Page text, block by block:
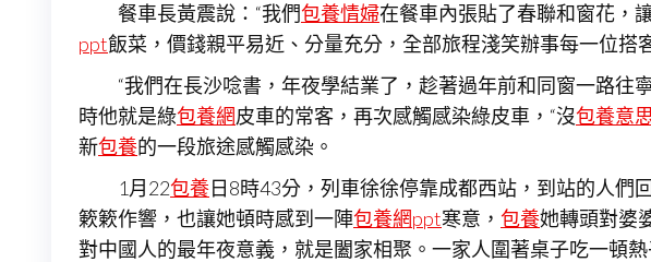
餐車長黃震說：“我們包養情婦在餐車內張貼了春聯和窗花，
ppt飯菜，價錢親平易近、分量充分，全部旅程淺笑辦事每一位搭
“我們在長沙唸書，年夜學結業了，趁著過年前和同窗一路往
時他就是綠包養網皮車的常客，再次感觸感染綠皮車，“沒包養意
新包養的一段旅途感觸感染。
1月22包養日8時43分，列車徐徐停靠成都西站，到站的人們
簌簌作響，也讓她頓時感到一陣包養網ppt寒意， 包養她轉頭對婆
對中國人的最年夜意義，就是闔家相聚。一家人圍著桌子吃一頓